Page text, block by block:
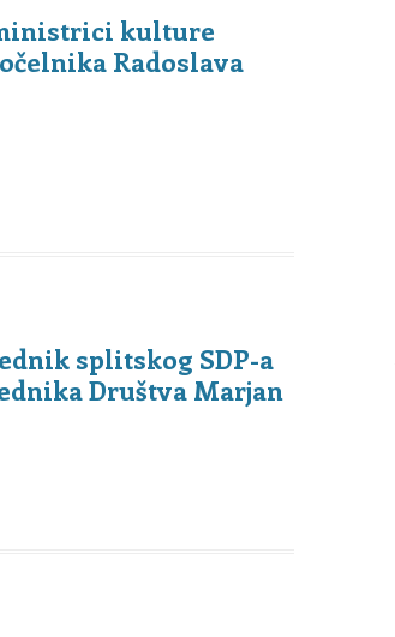
kulture
Radoslava
splitskog SDP-a
Društva Marjan